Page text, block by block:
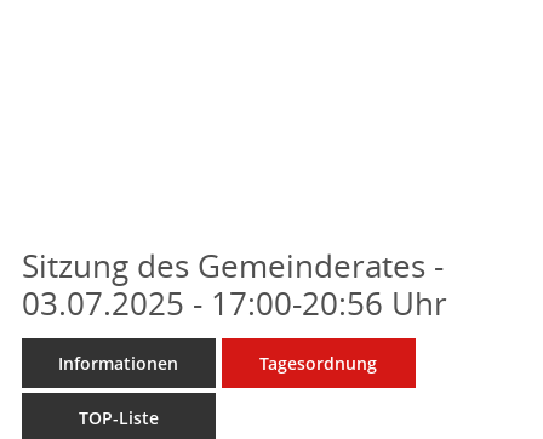
Sitzung des Gemeinderates -
03.07.2025 - 17:00-20:56 Uhr
Informationen Tagesordnung
TOP-Liste